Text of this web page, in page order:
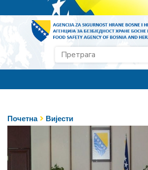
Почетна Вијести